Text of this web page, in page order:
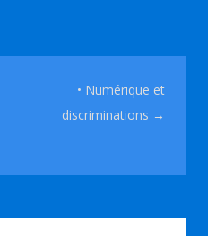
• Numérique et
discriminations →